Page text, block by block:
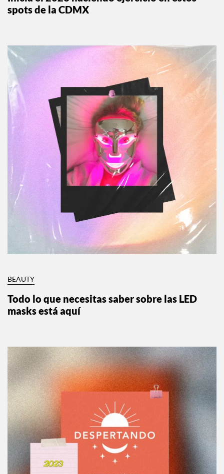
spots de la CDMX
BEAUTY
Todo lo que necesitas saber sobre las LED
masks está aquí